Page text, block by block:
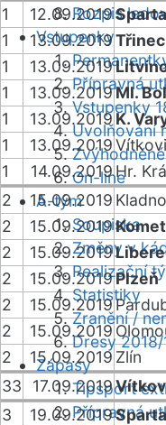
Rozpis
Vstupenky
Přípravná
Vstupenky
Uvolňování
Zvýhodněné
On-line
A-tým
Soupiska
Změny v
Realizační
Statistiky
Zranění /
Dresy 2018/
Zápasy
Tipsport
Přípravná
1 12.09.2019Sparta
1
13.09.2019Třinec
1
13.09.2019
1
13.09.2019Ml.
1
13.09.2019 K.
1
13.09.2019
1
14.09.2019Hr.
2
15.09.2019 Kladno
2
15.09.2019
2
15.09.2019
2
15.09.2019Plzeň
2
15.09.2019
2
15.09.2019
2
15.09.2019 Zlín
33
17.09.2019
3
19.09.2019Sparta